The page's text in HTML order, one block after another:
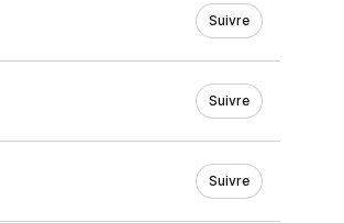
Suivre
Suivre
Suivre